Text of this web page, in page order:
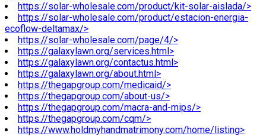
https://solar-wholesale.com/product/kit-solar-aislada/>
https://solar-wholesale.com/product/estacion-energia-
ecoflow-deltamax/>
https://solar-wholesale.com/page/4/>
https://galaxylawn.org/services.html>
https://galaxylawn.org/contactus.html>
https://galaxylawn.org/about.html>
https://thegapgroup.com/medicaid/>
https://thegapgroup.com/about-us/>
https://thegapgroup.com/macra-and-mips/>
https://thegapgroup.com/cqm/>
https://www.holdmyhandmatrimony.com/home/listing>